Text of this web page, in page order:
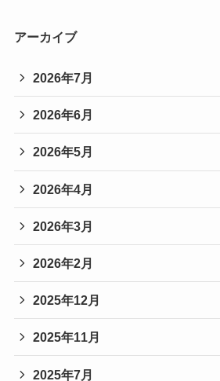
アーカイブ
2026年7月
2026年6月
2026年5月
2026年4月
2026年3月
2026年2月
2025年12月
2025年11月
2025年7月